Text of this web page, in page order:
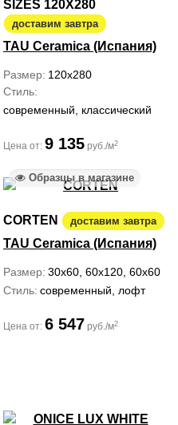
SIZES 120X280
доставим завтра
TAU Ceramica (Испания)
Размер 120x280
Стиль
современный, классический
Цена от: 9 135 руб./м2
Образцы в магазине
CORTEN доставим завтра
TAU Ceramica (Испания)
Размер 30x60, 60x120, 60x60
Стиль современный, лофт
Цена от: 6 547 руб./м2